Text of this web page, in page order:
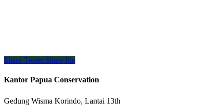
Share Tweet Share Pin
Kantor Papua Conservation
Gedung Wisma Korindo, Lantai 13th